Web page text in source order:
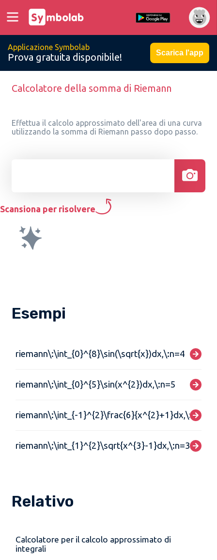
Applicazione Symbolab
Prova gratuita disponibile! Scarica l'app
Calcolatore della somma di Riemann
Effettua il calcolo approssimato dell'area di una curva
utilizzando la somma di Riemann passo dopo passo.
Scansiona per risolvere
Esempi
riemann\:\int_{0}^{8}\sin(\sqrt{x})dx,\:n=4
riemann\:\int_{0}^{5}\sin(x^{2})dx,\:n=5
riemann\:\int_{-1}^{2}\frac{6}{x^{2}+1}dx,\:n=3
riemann\:\int_{1}^{2}\sqrt{x^{3}-1}dx,\:n=3
Relativo
Calcolatore per il calcolo approssimato di
integrali